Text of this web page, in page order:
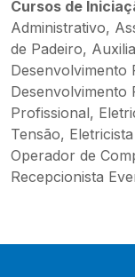
Cursos de
Administrativo,
de Padeiro,
Desenvolvimento
Desenvolvimento
Profissional,
Tensão,
Operador de
Recepcionista